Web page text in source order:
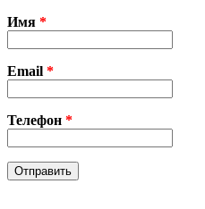
Имя *
Email *
Телефон *